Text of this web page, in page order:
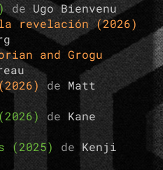
de Ugo Bienvenu
revelación (2026)
and Grogu
de Matt
de Kane
(2025) de Kenji